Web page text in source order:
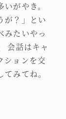
がやき。
が？」とい
みたいやっ
会話はキャ
ションを交
みてね。